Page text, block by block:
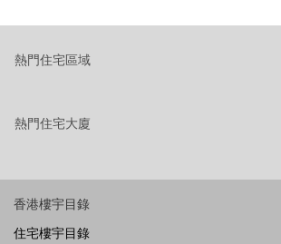
熱門住宅區域
熱門住宅大廈
香港樓宇目錄
住宅樓宇目錄